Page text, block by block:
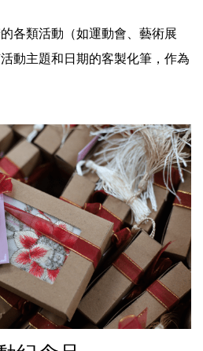
的各類活動（如運動會、藝術展
動主題和日期的客製化筆，作為